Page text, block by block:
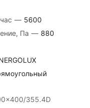
— 5600
Па — 880
355.4D